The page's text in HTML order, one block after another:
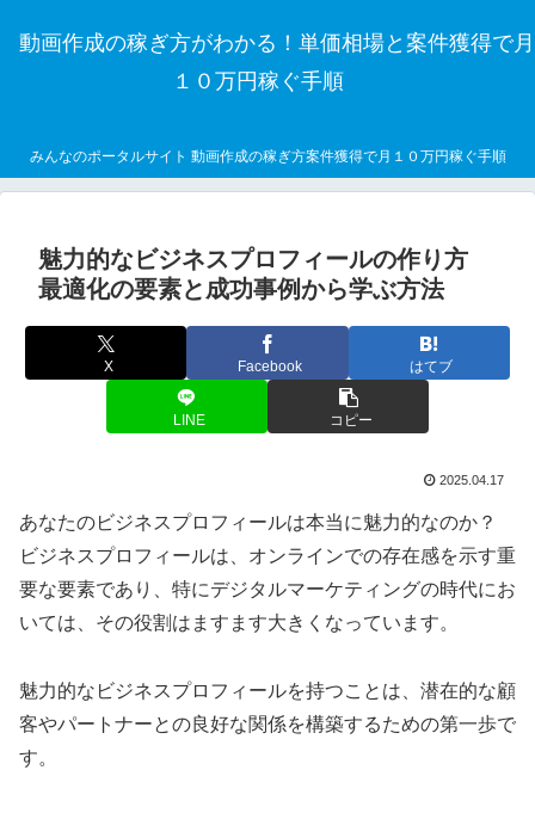
動画作成の稼ぎ方がわかる！単価相場と案件獲得で月
１０万円稼ぐ手順
みんなのポータルサイト 動画作成の稼ぎ方案件獲得で月１０万円稼ぐ手順
魅力的なビジネスプロフィールの作り方
最適化の要素と成功事例から学ぶ方法
X Facebook はてブ
LINE コピー
2025.04.17
あなたのビジネスプロフィールは本当に魅力的なのか？
ビジネスプロフィールは、オンラインでの存在感を示す重
要な要素であり、特にデジタルマーケティングの時代にお
いては、その役割はますます大きくなっています。
魅力的なビジネスプロフィールを持つことは、潜在的な顧
客やパートナーとの良好な関係を構築するための第一歩で
す。